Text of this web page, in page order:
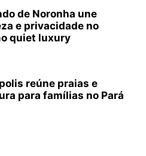
de Noronha une
e privacidade no
quiet luxury
reúne praias e
para famílias no Pará